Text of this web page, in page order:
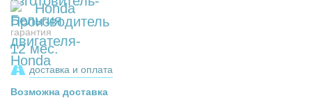
Honda
гарантия
12 мес.
доставка и оплата
Возможна доставка